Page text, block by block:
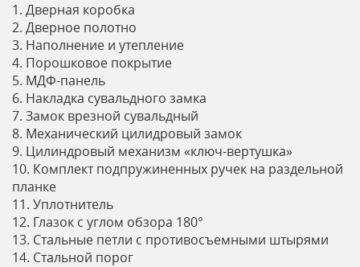
1. Дверная коробка
2. Дверное полотно
3. Наполнение и утепление
4. Порошковое покрытие
5. МДФ-панель
6. Накладка сувальдного замка
7. Замок врезной сувальдный
8. Механический цилидровый замок
9. Цилиндровый механизм «ключ-вертушка»
10. Комплект подпружиненных ручек на раздельной
планке
11. Уплотнитель
12. Глазок с углом обзора 180°
13. Стальные петли с противосъемными штырями
14. Стальной порог